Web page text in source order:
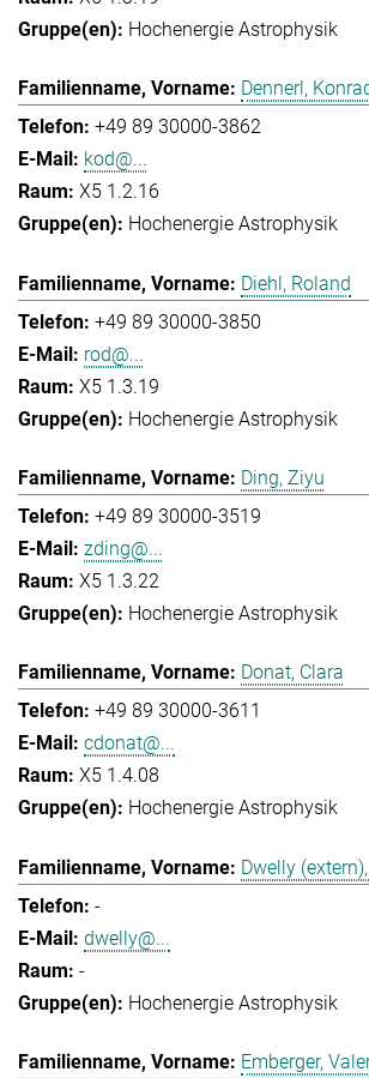
Hochenergie Astrophysik
Dennerl,
+49 89 30000-3862
kod@...
X5 1.2.16
Hochenergie Astrophysik
Diehl, Roland
+49 89 30000-3850
rod@...
X5 1.3.19
Hochenergie Astrophysik
Ding, Ziyu
+49 89 30000-3519
zding@...
X5 1.3.22
Hochenergie Astrophysik
Donat, Clara
+49 89 30000-3611
cdonat@...
X5 1.4.08
Hochenergie Astrophysik
Dwelly
-
dwelly@...
-
Hochenergie Astrophysik
Emberger,